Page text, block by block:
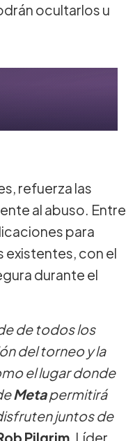
ocultarlos u
refuerza las
al abuso. Entre
para
existentes, con el
durante el
de todos los
del torneo y la
el lugar donde
Metapermitirá
juntos de
Pilgrim , Líder